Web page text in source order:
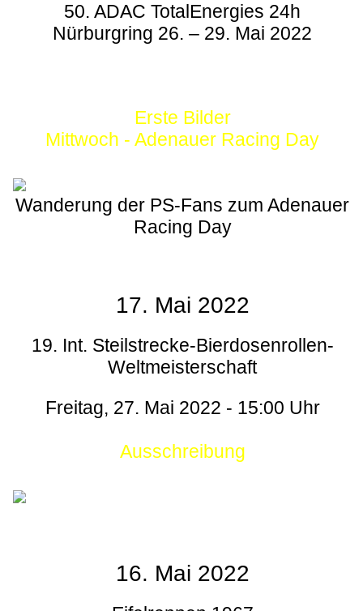
50. ADAC TotalEnergies 24h
Nürburgring 26. – 29. Mai 2022
Erste Bilder
Mittwoch - Adenauer Racing Day
Wanderung der PS-Fans zum Adenauer
Racing Day
17. Mai 2022
19. Int. Steilstrecke-Bierdosenrollen-
Weltmeisterschaft
Freitag, 27. Mai 2022 - 15:00 Uhr
Ausschreibung
16. Mai 2022